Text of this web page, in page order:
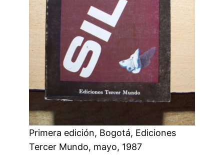
Primera edición, Bogotá, Ediciones
Tercer Mundo, mayo, 1987